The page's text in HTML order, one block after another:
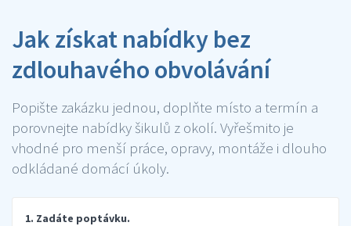
Jak získat nabídky bez
zdlouhavého obvolávání
Popište zakázku jednou, doplňte místo a termín a
porovnejte nabídky šikulů z okolí. Vyřešmito je
vhodné pro menší práce, opravy, montáže i dlouho
odkládané domácí úkoly.
1. Zadáte poptávku.